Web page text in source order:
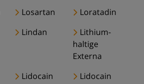
Losartan
Loratadin
Lindan
Lithium-
haltige
Externa
Lidocain
Lidocain